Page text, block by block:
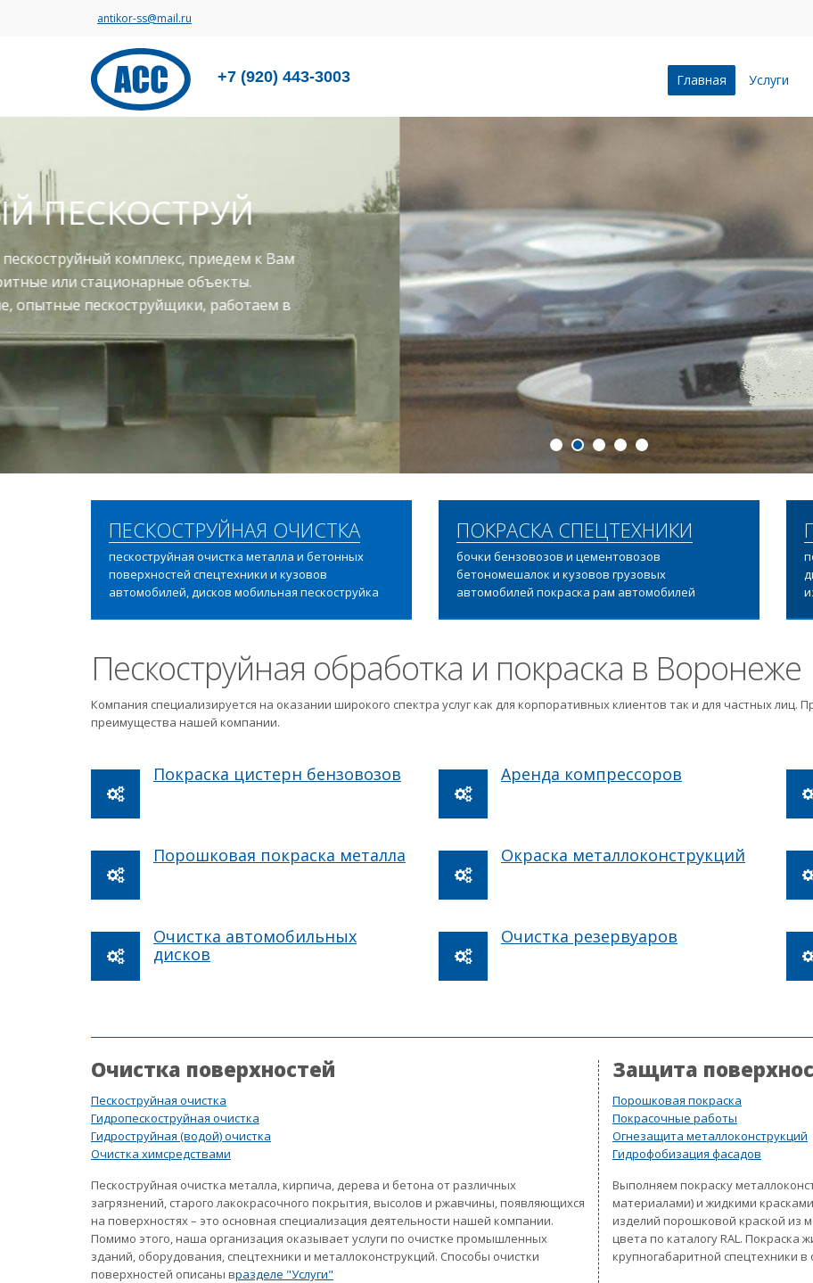
antikor-ss@mail.ru
+7 (920) 443-3003 Главная Услуги
ВОРОНЕЖЕ
Профессионально и
пескоструйной очистке
бетонные сооружения,
зданий, индустриальные
ПОДРОБНЕЕ
ПЕСКОСТРУЙНАЯ ОЧИСТКА
пескоструйная очистка металла и бетонных
поверхностей спецтехники и кузовов
автомобилей, дисков мобильная пескоструйка
ПОКРАСКА СПЕЦТЕХНИКИ
бочки бензовозов и цементовозов
бетономешалок и кузовов грузовых
автомобилей покраска рам автомобилей
Пескоструйная обработка и покраска в Воронеже
Компания специализируется на оказании широкого спектра услуг как для корпоративных клиентов так и для частных лиц.
преимущества нашей компании.
Покраска цистерн бензовозов Аренда компрессоров
Порошковая покраска металла Окраска металлоконструкций
Очистка автомобильных
дисков
Очистка резервуаров
Очистка поверхностей
Пескоструйная очистка
Гидропескоструйная очистка
Гидроструйная (водой) очистка
Очистка химсредствами
Пескоструйная очистка металла, кирпича, дерева и бетона от различных
загрязнений, старого лакокрасочного покрытия, высолов и ржавчины, появляющихся
на поверхностях – это основная специализация деятельности нашей компании.
Помимо этого, наша организация оказывает услуги по очистке промышленных
зданий, оборудования, спецтехники и металлоконструкций. Способы очистки
поверхностей описаны вразделе "Услуги"
Защита
Порошковая покраска
Покрасочные работы
Огнезащита металлоконструкций
Гидрофобизация фасадов
Выполняем покраску
материалами) и жидкими
изделий порошковой краской из
цвета по каталогу RAL. Покраска
крупногабаритной спецтехники